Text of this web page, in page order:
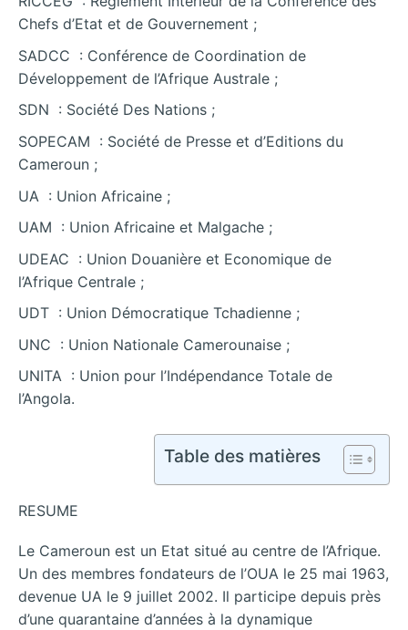
Chefs d’Etat et de Gouvernement ;
SADCC : Conférence de Coordination de
Développement de l’Afrique Australe ;
SDN : Société Des Nations ;
SOPECAM : Société de Presse et d’Editions du
Cameroun ;
UA : Union Africaine ;
UAM : Union Africaine et Malgache ;
UDEAC : Union Douanière et Economique de
l’Afrique Centrale ;
UDT : Union Démocratique Tchadienne ;
UNC : Union Nationale Camerounaise ;
UNITA : Union pour l’Indépendance Totale de
l’Angola.
Table des matières
RESUME
Le Cameroun est un Etat situé au centre de l’Afrique.
Un des membres fondateurs de l’OUA le 25 mai 1963,
devenue UA le 9 juillet 2002. Il participe depuis près
d’une quarantaine d’années à la dynamique